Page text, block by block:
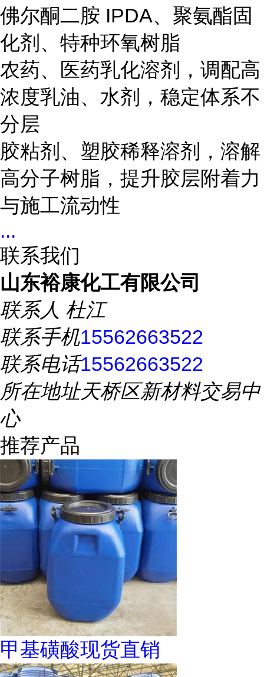
佛尔酮二胺 IPDA、聚氨酯固
化剂、特种环氧树脂
农药、医药乳化溶剂，调配高
浓度乳油、水剂，稳定体系不
分层
胶粘剂、塑胶稀释溶剂，溶解
高分子树脂，提升胶层附着力
与施工流动性
...
联系我们
山东裕康化工有限公司
联系人 杜江
联系手机15562663522
联系电话15562663522
所在地址天桥区新材料交易中
心
推荐产品
甲基磺酸现货直销